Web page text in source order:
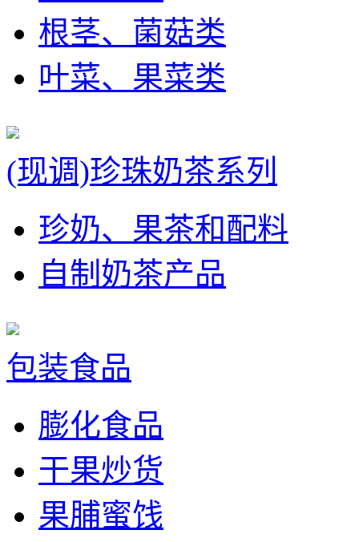
根茎、菌菇类
叶菜、果菜类
(现调)珍珠奶茶系列
珍奶、果茶和配料
自制奶茶产品
包装食品
膨化食品
干果炒货
果脯蜜饯